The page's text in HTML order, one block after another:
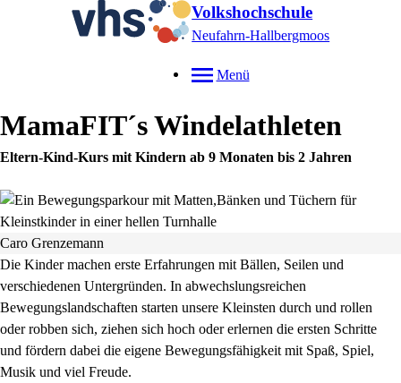
Volkshochschule
Neufahrn-Hallbergmoos
Menü
MamaFIT´s Windelathleten
Eltern-Kind-Kurs mit Kindern ab 9 Monaten bis 2 Jahren
Caro Grenzemann
Die Kinder machen erste Erfahrungen mit Bällen, Seilen und
verschiedenen Untergründen. In abwechslungsreichen
Bewegungslandschaften starten unsere Kleinsten durch und rollen
oder robben sich, ziehen sich hoch oder erlernen die ersten Schritte
und fördern dabei die eigene Bewegungsfähigkeit mit Spaß, Spiel,
Musik und viel Freude.